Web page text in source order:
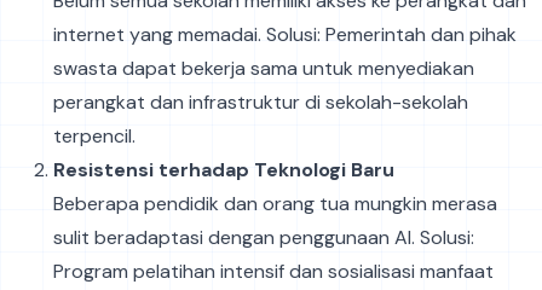
internet yang memadai. Solusi: Pemerintah dan pihak
swasta dapat bekerja sama untuk menyediakan
perangkat dan infrastruktur di sekolah-sekolah
terpencil.
Resistensi terhadap Teknologi Baru
Beberapa pendidik dan orang tua mungkin merasa
sulit beradaptasi dengan penggunaan AI. Solusi:
Program pelatihan intensif dan sosialisasi manfaat